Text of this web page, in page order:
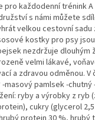
každodenní trénink A
s námi můžete
velkou cestovní sadu
kostky pro psy
nezdržuje dlouhým
velmi lákavé,
a zdravou odměnou. V
pamlsek -chutný
ryby a výrobky z ryb
cukry (glycerol